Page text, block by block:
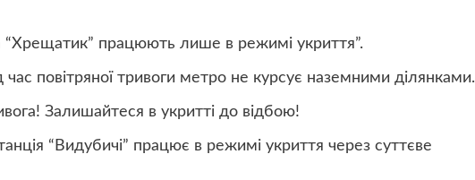
“Хрещатик” працюють лише в режимі укриття”.
повітряної тривоги метро не курсує наземними ділянками.
Залишайтеся в укритті до відбою!
“Видубичі” працює в режимі укриття через суттєве